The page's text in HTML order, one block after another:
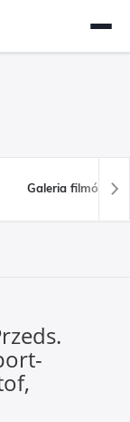
Galeria filmów